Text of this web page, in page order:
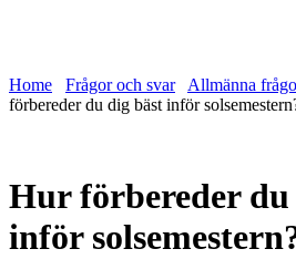
Home Frågor och svar Allmänna
förbereder du dig bäst inför
Hur förbereder du
inför